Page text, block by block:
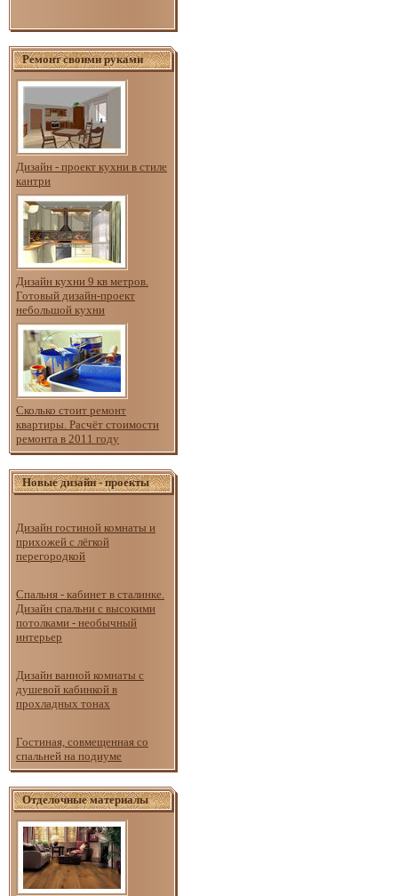
Ремонт своими руками
Дизайн - проект кухни в стиле
кантри
Дизайн кухни 9 кв метров.
Готовый дизайн-проект
небольшой кухни
Сколько стоит ремонт
квартиры. Расчёт стоимости
ремонта в 2011 году
Новые дизайн - проекты
Дизайн гостиной комнаты и
прихожей с лёгкой
перегородкой
Спальня - кабинет в сталинке.
Дизайн спальни с высокими
потолками - необычный
интерьер
Дизайн ванной комнаты с
душевой кабинкой в
прохладных тонах
Гостиная, совмещенная со
спальней на подиуме
Отделочные материалы